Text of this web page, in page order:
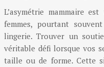
L’asymétrie mammaire
femmes, pourtant
lingerie. Trouver un
véritable défi lorsque vos
taille ou de forme. Cette